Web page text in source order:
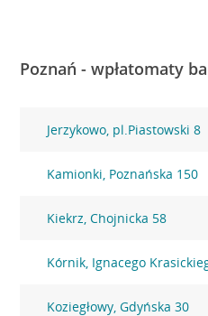
Poznań - wpłatomaty
Jerzykowo, pl.Piastowski 8
Kamionki, Poznańska 150
Kiekrz, Chojnicka 58
Kórnik, Ignacego
Koziegłowy, Gdyńska 30